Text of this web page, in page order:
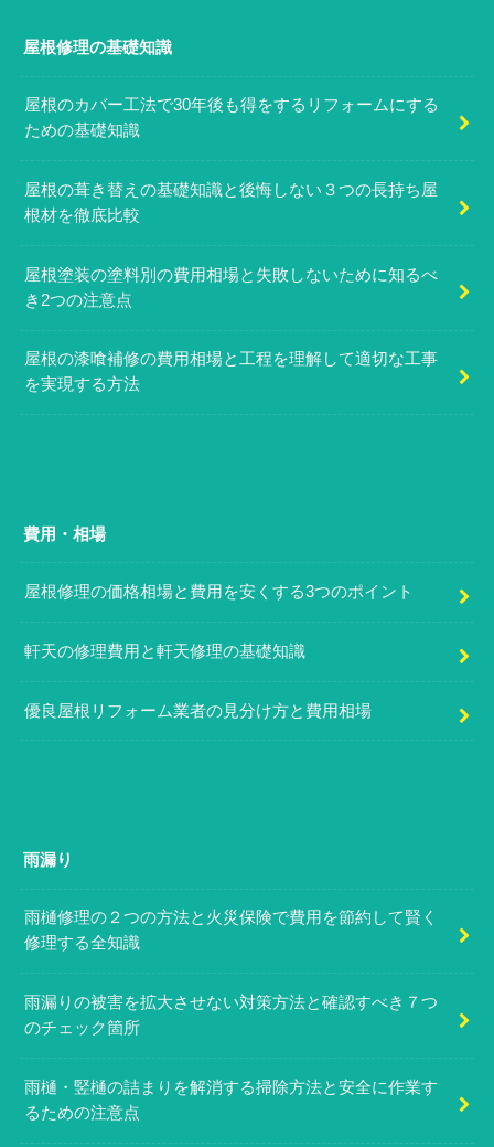
屋根修理の基礎知識
屋根のカバー工法で30年後も得をするリフォームにする
ための基礎知識
屋根の葺き替えの基礎知識と後悔しない３つの長持ち屋
根材を徹底比較
屋根塗装の塗料別の費用相場と失敗しないために知るべ
き2つの注意点
屋根の漆喰補修の費用相場と工程を理解して適切な工事
を実現する方法
費用・相場
屋根修理の価格相場と費用を安くする3つのポイント
軒天の修理費用と軒天修理の基礎知識
優良屋根リフォーム業者の見分け方と費用相場
雨漏り
雨樋修理の２つの方法と火災保険で費用を節約して賢く
修理する全知識
雨漏りの被害を拡大させない対策方法と確認すべき７つ
のチェック箇所
雨樋・竪樋の詰まりを解消する掃除方法と安全に作業す
るための注意点